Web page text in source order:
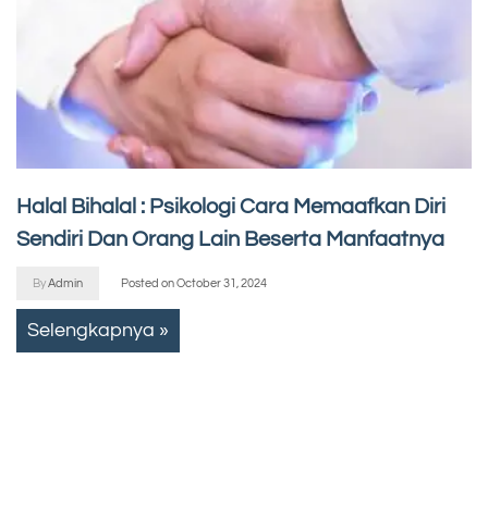
Halal Bihalal : Psikologi Cara Memaafkan Diri
Sendiri Dan Orang Lain Beserta Manfaatnya
ByAdmin Posted onOctober 31, 2024
Selengkapnya »